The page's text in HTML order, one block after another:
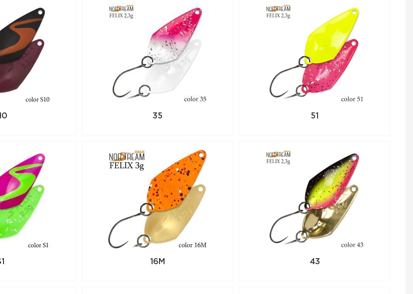
наилучшем свете. Приманки Norstream Area Felix
изготовлены из латуни и оснащены высококачественной
фурнитурой и крючками без бородок.
Блесна колеблющаяся NORSTREAM FELIX 2,3 г код цв. 34 –
данный товар доступен для заказа в интернет-магазине
BigGame по цене 280 руб. с доставкой в Челябинске и по
всей России. Для того, чтобы купить данный товар,
положите его в корзину или позвоните по телефону +7
35 51
16M 43